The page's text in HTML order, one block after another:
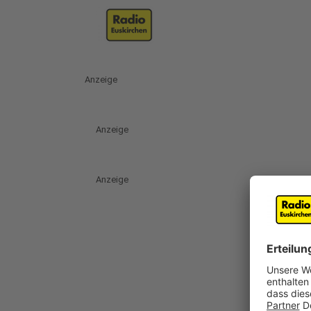
Anzeige
Anzeige
Anzeige